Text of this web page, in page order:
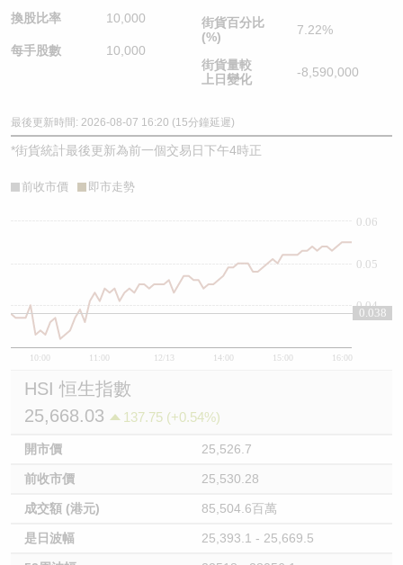
換股比率 10,000
每手股數 10,000
街貨百分比
(%)
7.22%
街貨量較
上日變化
-8,590,000
最後更新時間: 2026-08-07 16:20 (15分鐘延遲)
*街貨統計最後更新為前一個交易日下午4時正
前收市價 即市走勢
10:00 11:00 12/13 14:00 15:00 16:00
0.04
0.05
0.06
0.038
HSI 恒生指數
25,668.03
137.75 (+0.54%)
開市價 25,526.7
前收市價 25,530.28
成交額 (港元) 85,504.6百萬
是日波幅 25,393.1 - 25,669.5